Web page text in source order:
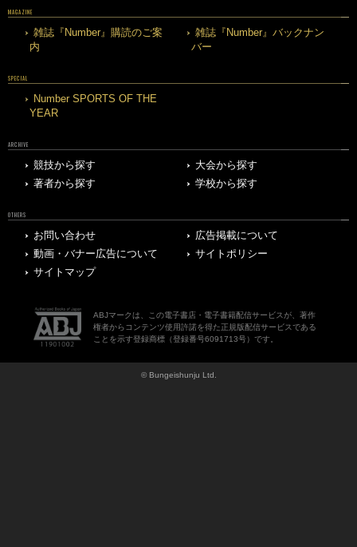
MAGAZINE
雑誌『Number』購読のご案
内
雑誌『Number』バックナン
バー
SPECIAL
Number SPORTS OF THE
YEAR
ARCHIVE
競技から探す
大会から探す
著者から探す
学校から探す
OTHERS
お問い合わせ
広告掲載について
動画・バナー広告について
サイトポリシー
サイトマップ
ABJマークは、この電子書店・電子書籍配信サービスが、著作
権者からコンテンツ使用許諾を得た正規版配信サービスである
ことを示す登録商標（登録番号6091713号）です。
© Bungeishunju Ltd.